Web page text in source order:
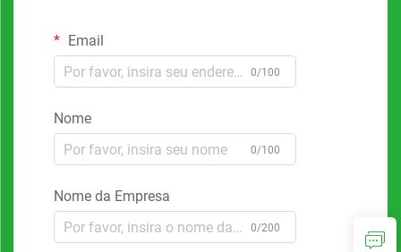
Email
0/100
Nome
0/100
Nome da Empresa
0/200